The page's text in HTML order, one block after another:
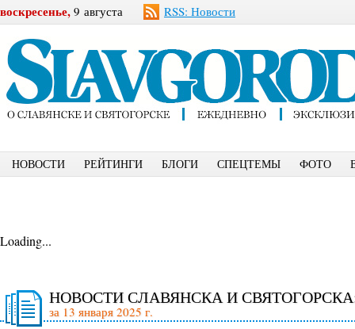
воскресенье, 9 августа RSS: Новости
НОВОСТИ РЕЙТИНГИ БЛОГИ СПЕЦТЕМЫ ФОТО
Loading...
НОВОСТИ СЛАВЯНСКА И
за 13 января 2025 г.